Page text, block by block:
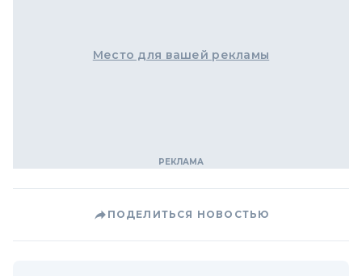
Место для вашей рекламы
ПОДЕЛИТЬСЯ НОВОСТЬЮ